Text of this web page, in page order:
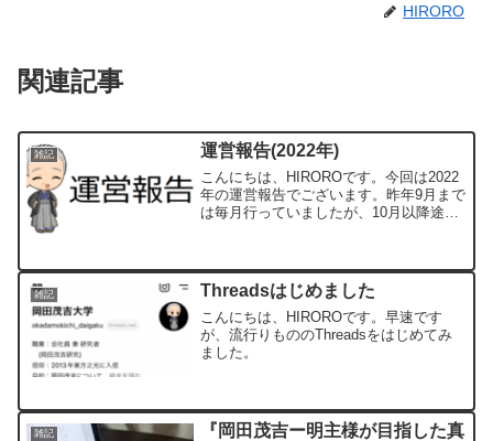
HIRORO
関連記事
雑記 運営報告(2022年)
こんにちは、HIROROです。今回は2022
年の運営報告でございます。昨年9月まで
は毎月行っていましたが、10月以降途絶
④収益(グーグルアドセンス) 単位：円
⑤決算報...
雑記 Threadsはじめました
こんにちは、HIROROです。早速です
が、流行りもののThreadsをはじめてみ
ました。
雑記
『岡田茂吉ー明主様が目指した真